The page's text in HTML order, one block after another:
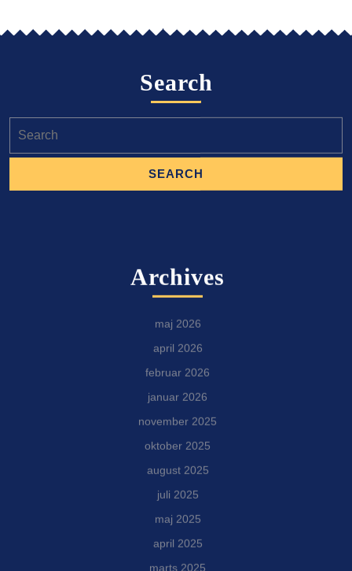
Search
for:
Archives
maj 2026
april 2026
februar 2026
januar 2026
november 2025
oktober 2025
august 2025
juli 2025
maj 2025
april 2025
marts 2025